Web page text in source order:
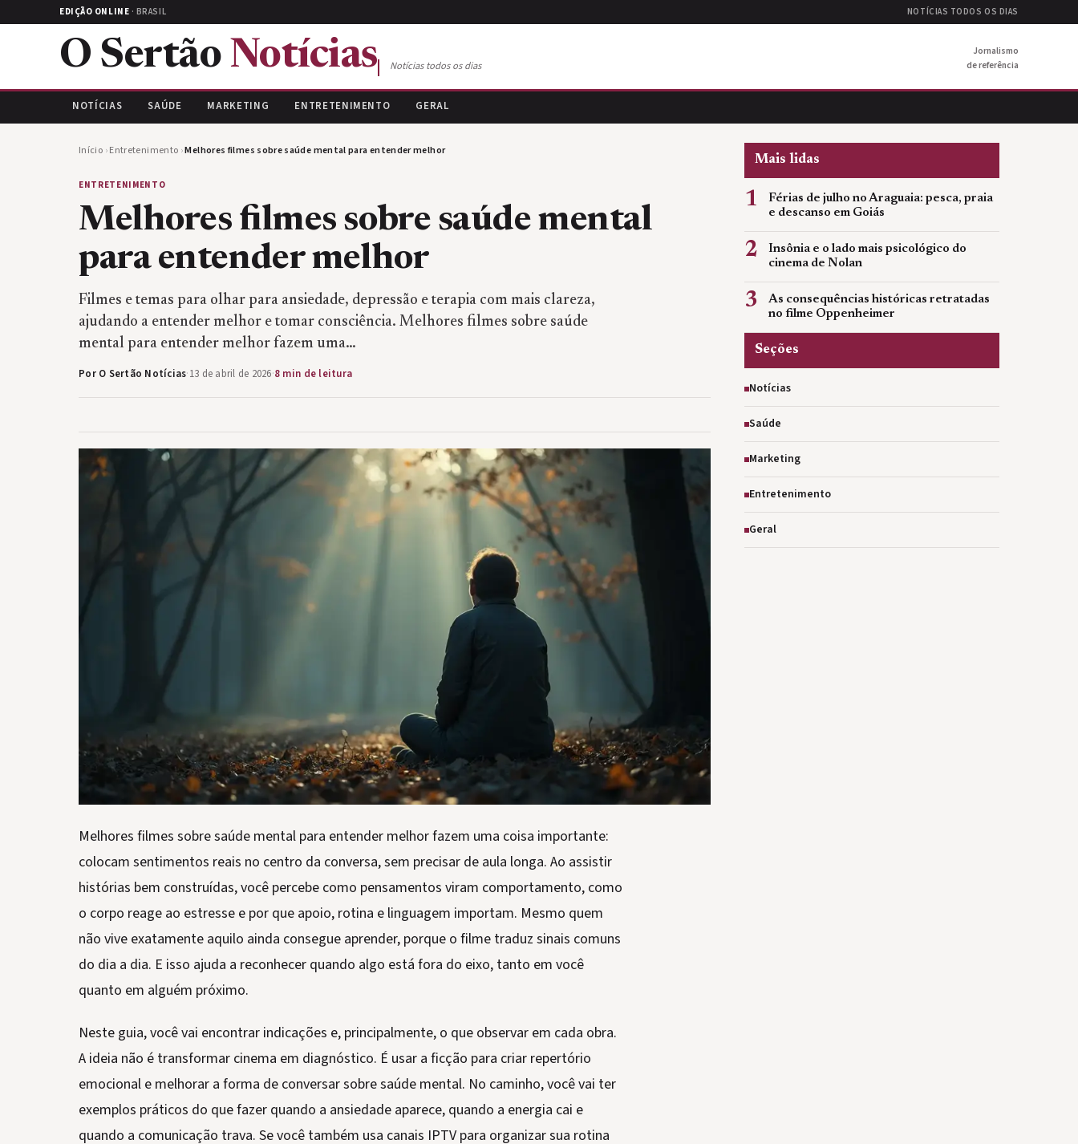
EDIÇÃO ONLINE · BRASIL NOTÍCIAS TODOS OS DIAS
O Sertão Notícias Notícias todos os dias
Jornalismo
de referência
NOTÍCIAS SAÚDE MARKETING ENTRETENIMENTO GERAL
Início ›Entretenimento ›Melhores filmes sobre saúde mental para entender melhor
ENTRETENIMENTO
Melhores filmes sobre saúde mental
para entender melhor
Filmes e temas para olhar para ansiedade, depressão e terapia com mais clareza,
ajudando a entender melhor e tomar consciência. Melhores filmes sobre saúde
mental para entender melhor fazem uma…
Por O Sertão Notícias·13 de abril de 2026·8 min de leitura
Melhores filmes sobre saúde mental para entender melhor fazem uma coisa importante:
colocam sentimentos reais no centro da conversa, sem precisar de aula longa. Ao assistir
histórias bem construídas, você percebe como pensamentos viram comportamento, como
o corpo reage ao estresse e por que apoio, rotina e linguagem importam. Mesmo quem
não vive exatamente aquilo ainda consegue aprender, porque o filme traduz sinais comuns
do dia a dia. E isso ajuda a reconhecer quando algo está fora do eixo, tanto em você
quanto em alguém próximo.
Neste guia, você vai encontrar indicações e, principalmente, o que observar em cada obra.
A ideia não é transformar cinema em diagnóstico. É usar a ficção para criar repertório
emocional e melhorar a forma de conversar sobre saúde mental. No caminho, você vai ter
exemplos práticos do que fazer quando a ansiedade aparece, quando a energia cai e
quando a comunicação trava. Se você também usa canais IPTV para organizar sua rotina
Mais lidas
1
Férias de julho no Araguaia: pesca, praia
e descanso em Goiás
2
Insônia e o lado mais psicológico do
cinema de Nolan
3
As consequências históricas retratadas
no filme Oppenheimer
Seções
Notícias
Saúde
Marketing
Entretenimento
Geral